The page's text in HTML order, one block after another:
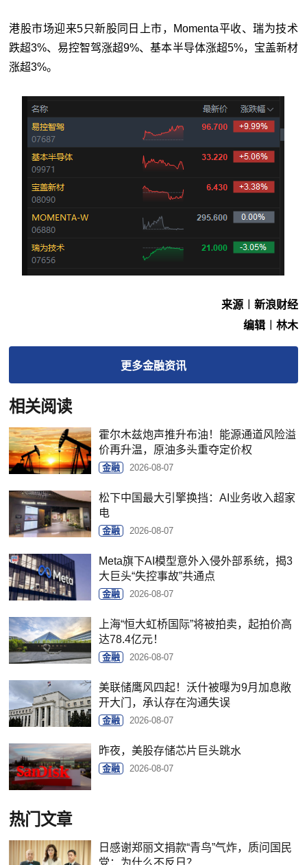
港股市场迎来5只新股同日上市，Momenta平收、瑞为技术
跌超3%、易控智驾涨超9%、基本半导体涨超5%，宝盖新材
涨超3%。
来源︱新浪财经
编辑︱林木
更多金融资讯
相关阅读
霍尔木兹炮声推升布油！能源通道风险溢
价再升温，原油多头重夺定价权
金融 2026-08-07
松下中国最大引擎换挡：AI业务收入超家
电
金融 2026-08-07
Meta旗下AI模型意外入侵外部系统，揭3
大巨头​“失控事故”共通点
金融 2026-08-07
上海“恒大虹桥国际”将被拍卖，起拍价高
达78.4亿元！
金融 2026-08-07
美联储鹰风四起！沃什被曝为9月加息敞
开大门，承认存在沟通失误
金融 2026-08-07
昨夜，美股存储芯片巨头跳水
金融 2026-08-07
热门文章
日感谢郑丽文捐款“青鸟”气炸，质问国民